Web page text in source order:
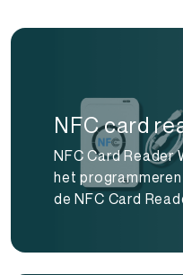
NFC card
NFC Card Reader
het
de NFC Card